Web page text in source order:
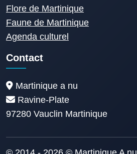
Flore de Martinique
Faune de Martinique
Agenda culturel
Contact
Martinique a nu
Ravine-Plate
97280 Vauclin Martinique